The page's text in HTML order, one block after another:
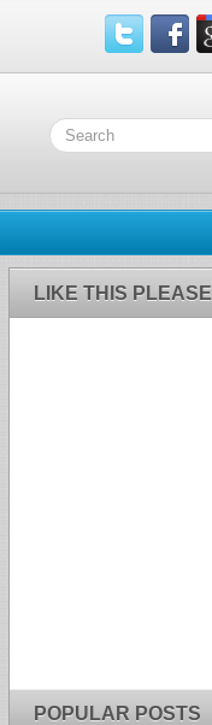
LIKE THIS PLEASE
POPULAR POSTS